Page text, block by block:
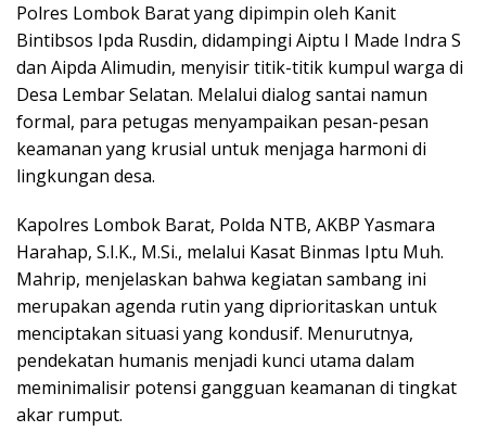
Polres Lombok Barat yang dipimpin oleh Kanit
Bintibsos Ipda Rusdin, didampingi Aiptu I Made Indra S
dan Aipda Alimudin, menyisir titik-titik kumpul warga di
Desa Lembar Selatan. Melalui dialog santai namun
formal, para petugas menyampaikan pesan-pesan
keamanan yang krusial untuk menjaga harmoni di
lingkungan desa.
Kapolres Lombok Barat, Polda NTB, AKBP Yasmara
Harahap, S.I.K., M.Si., melalui Kasat Binmas Iptu Muh.
Mahrip, menjelaskan bahwa kegiatan sambang ini
merupakan agenda rutin yang diprioritaskan untuk
menciptakan situasi yang kondusif. Menurutnya,
pendekatan humanis menjadi kunci utama dalam
meminimalisir potensi gangguan keamanan di tingkat
akar rumput.